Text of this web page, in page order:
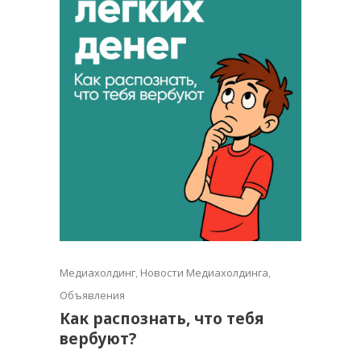
Медиахолдинг, Новости Медиахолдинга,
Объявления
Как распознать, что тебя
вербуют?